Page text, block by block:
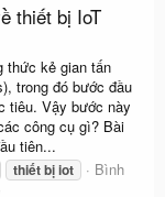
thiết bị IoT
thức kẻ gian tấn
trong đó bước đầu
tiêu. Vậy bước này
công cụ gì? Bài
tiên...
thiếtbịiot
Bình